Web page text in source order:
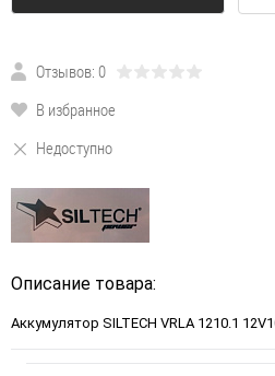
Отзывов: 0
В избранное
Недоступно
Описание товара:
Аккумулятор SILTECH VRLA 1210.1